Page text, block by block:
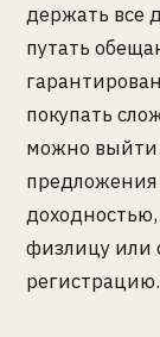
держать все
путать
покупать
можно
физлицу или
регистрацию.